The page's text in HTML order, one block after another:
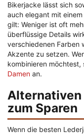
Bikerjacke lässt sich
auch elegant mit
gilt: Weniger ist oft
überflüssige Details
verschiedenen Farben
Akzente zu setzen.
kombinieren möchtest,
Damen an.
zum Sparen
Wenn die besten